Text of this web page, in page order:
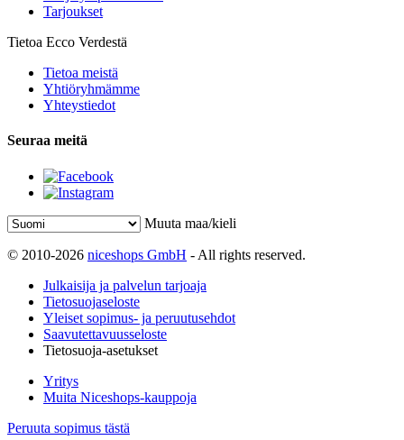
Tarjoukset
Tietoa Ecco Verdestä
Tietoa meistä
Yhtiöryhmämme
Yhteystiedot
Seuraa meitä
Muuta maa/kieli
© 2010-2026 niceshops GmbH - All rights reserved.
Julkaisija ja palvelun tarjoaja
Tietosuojaseloste
Yleiset sopimus- ja peruutusehdot
Saavutettavuusseloste
Tietosuoja-asetukset
Yritys
Muita Niceshops-kauppoja
Peruuta sopimus tästä